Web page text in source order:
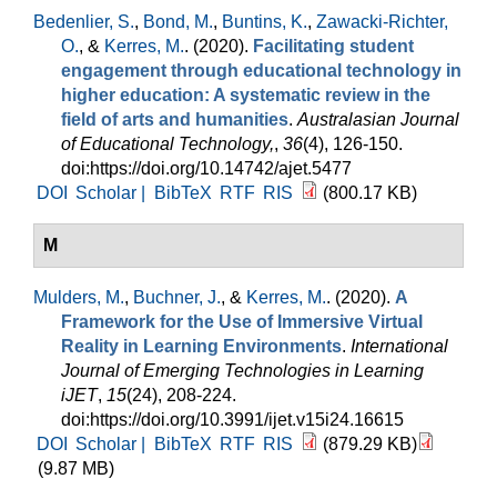
Bedenlier, S., Bond, M., Buntins, K., Zawacki-Richter,
O., & Kerres, M.. (2020). Facilitating student
engagement through educational technology in
higher education: A systematic review in the
field of arts and humanities. Australasian Journal
of Educational Technology,, 36(4), 126-150.
doi:https://doi.org/10.14742/ajet.5477
DOI
Scholar | BibTeX RTF RIS (800.17 KB)
M
Mulders, M., Buchner, J., & Kerres, M.. (2020). A
Framework for the Use of Immersive Virtual
Reality in Learning Environments. International
Journal of Emerging Technologies in Learning
iJET, 15(24), 208-224.
doi:https://doi.org/10.3991/ijet.v15i24.16615
DOI
Scholar | BibTeX RTF RIS
(879.29 KB)
(9.87 MB)